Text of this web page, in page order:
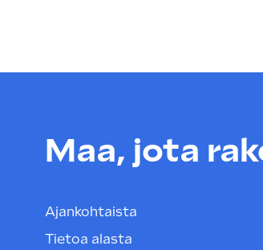
Maa, jota
Ajankohtaista
Tietoa alasta